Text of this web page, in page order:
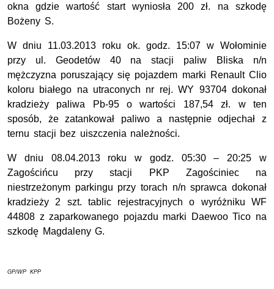
okna gdzie wartość start wyniosła 200 zł. na szkodę
Bożeny S.
W dniu 11.03.2013 roku ok. godz. 15:07 w Wołominie
przy ul. Geodetów 40 na stacji paliw Bliska n/n
mężczyzna poruszający się pojazdem marki Renault Clio
koloru białego na utraconych nr rej. WY 93704 dokonał
kradzieży paliwa Pb-95 o wartości 187,54 zł. w ten
sposób, że zatankował paliwo a następnie odjechał z
ternu stacji bez uiszczenia należności.
W dniu 08.04.2013 roku w godz. 05:30 – 20:25 w
Zagościńcu przy stacji PKP Zagościniec na
niestrzeżonym parkingu przy torach n/n sprawca dokonał
kradzieży 2 szt. tablic rejestracyjnych o wyróżniku WF
44808 z zaparkowanego pojazdu marki Daewoo Tico na
szkodę Magdaleny G.
GP/WP KPP